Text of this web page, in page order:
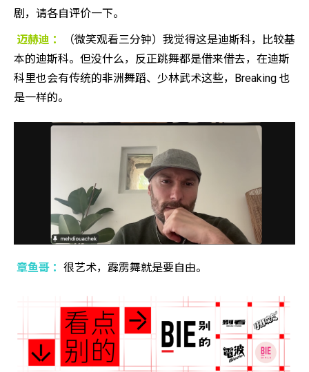
剧，请各自评价一下。
迈赫迪 ：
（微笑观看三分钟）我觉得这是迪斯科，比较基
本的迪斯科。但没什么，反正跳舞都是借来借去，在迪斯
科里也会有传统的非洲舞蹈、少林武术这些，Breaking 也
是一样的。
章鱼哥 ： 很艺术，霹雳舞就是要自由。